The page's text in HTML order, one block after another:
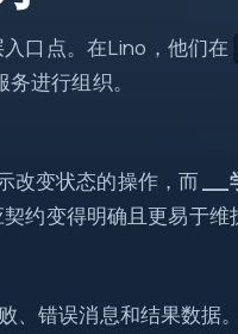
async
ok
口点。在Lino，他们在
进行组织。
改变状态的操作，而
约变得明确且更易于维
、错误消息和结果数据